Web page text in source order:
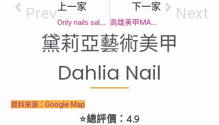
Prev 上一家
Only nails salon_指有美甲｜高雄市精緻做指甲首選｜客製化美甲款式與頂級光療指甲服務
下一家
高雄美甲MADE 青年店|高雄美睫推薦|霧眉|霧唇||教學|歐美美甲｜高雄市精緻做指甲首選｜客製化美甲款式與頂級光療指甲服務 Next
黛莉亞藝術美甲
Dahlia Nail
資料來源：Google Map
⭐總評價：4.9